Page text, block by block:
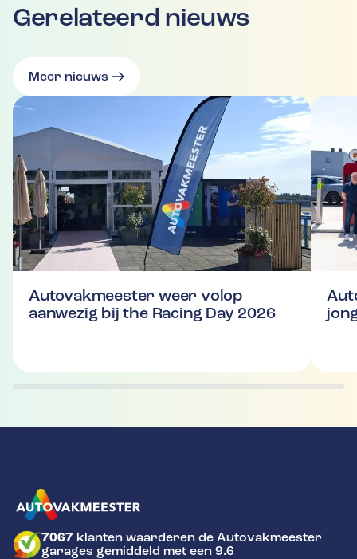
Gerelateerd nieuws
Meer nieuws
Autovakmeester weer volop
aanwezig bij the Racing Day 2026
GA NAAR DE HOMEPAGINA
7067 klanten waarderen de Autovakmeester
garages gemiddeld met een 9.6